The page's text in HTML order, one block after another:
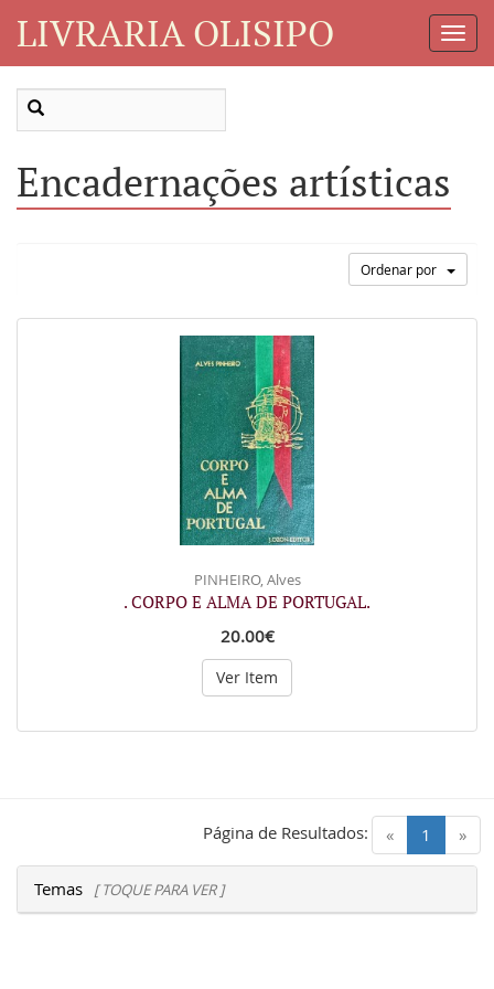
LIVRARIA OLISIPO
Encadernações artísticas
Ordenar por
PINHEIRO, Alves
. CORPO E ALMA DE PORTUGAL.
20.00€
Ver Item
« 1 (current)
»
Página de Resultados:
Temas [ TOQUE PARA VER ]